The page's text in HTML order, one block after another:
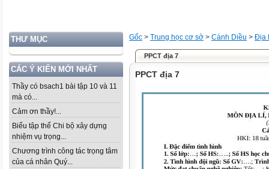
THƯ MỤC
CÁC Ý KIẾN MỚI NHẤT
Thầy có bsach1 bài tập 10 và 11
mà có...
Cảm ơn thầy!...
Biểu tập thể Chi bộ xây dựng
nhiệm vụ trọng...
Chương trình công tác trọng tâm
của cá nhân Quý...
Gốc > Trung học cơ sở > Cánh Diều > Địa
PPCT địa 7
PPCT địa 7